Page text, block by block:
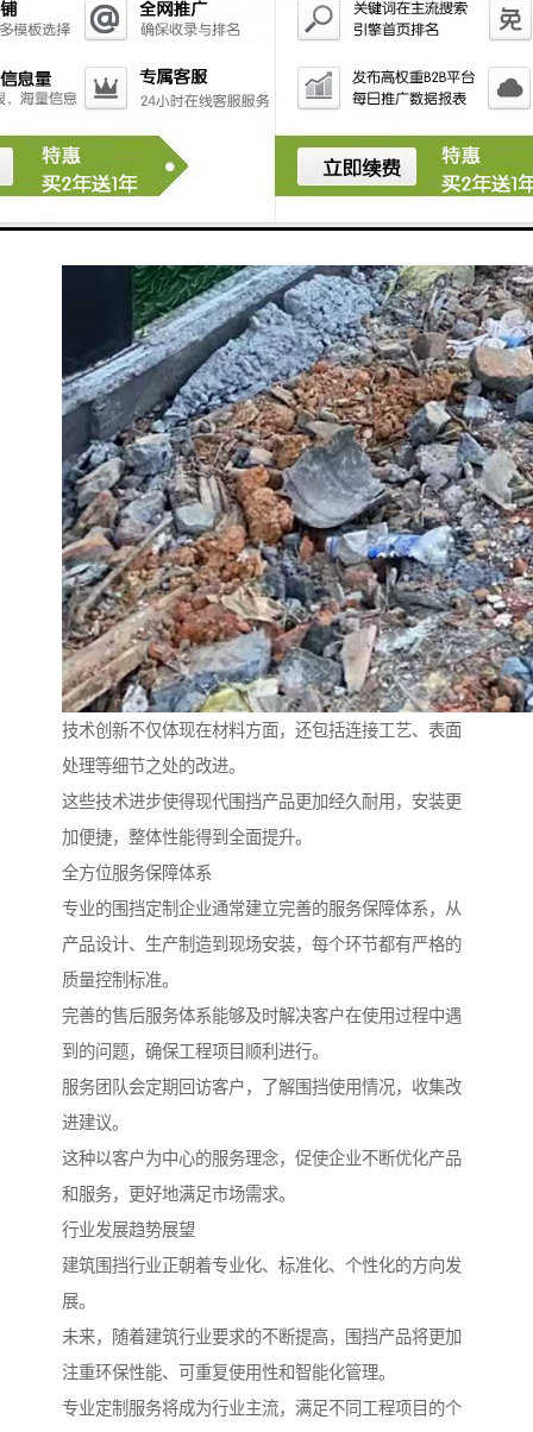
技术创新不仅体现在材料方面，还包括连接工艺、表面
处理等细节之处的改进。
这些技术进步使得现代围挡产品更加经久耐用，安装更
加便捷，整体性能得到全面提升。
全方位服务保障体系
专业的围挡定制企业通常建立完善的服务保障体系，从
产品设计、生产制造到现场安装，每个环节都有严格的
质量控制标准。
完善的售后服务体系能够及时解决客户在使用过程中遇
到的问题，确保工程项目顺利进行。
服务团队会定期回访客户，了解围挡使用情况，收集改
进建议。
这种以客户为中心的服务理念，促使企业不断优化产品
和服务，更好地满足市场需求。
行业发展趋势展望
建筑围挡行业正朝着专业化、标准化、个性化的方向发
展。
未来，随着建筑行业要求的不断提高，围挡产品将更加
注重环保性能、可重复使用性和智能化管理。
专业定制服务将成为行业主流，满足不同工程项目的个